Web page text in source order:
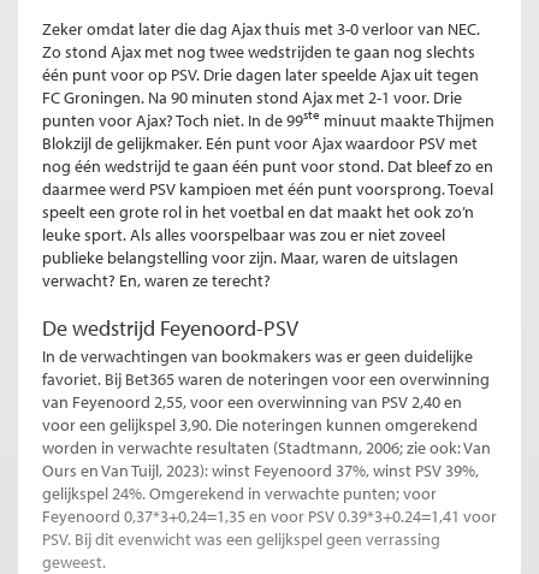
Zeker omdat later die dag Ajax thuis met 3-0 verloor van NEC.
Zo stond Ajax met nog twee wedstrijden te gaan nog slechts
één punt voor op PSV. Drie dagen later speelde Ajax uit tegen
FC Groningen. Na 90 minuten stond Ajax met 2-1 voor. Drie
punten voor Ajax? Toch niet. In de 99ste minuut maakte Thijmen
Blokzijl de gelijkmaker. Eén punt voor Ajax waardoor PSV met
nog één wedstrijd te gaan één punt voor stond. Dat bleef zo en
daarmee werd PSV kampioen met één punt voorsprong. Toeval
speelt een grote rol in het voetbal en dat maakt het ook zo’n
leuke sport. Als alles voorspelbaar was zou er niet zoveel
publieke belangstelling voor zijn. Maar, waren de uitslagen
verwacht? En, waren ze terecht?
De wedstrijd Feyenoord-PSV
In de verwachtingen van bookmakers was er geen duidelijke
favoriet. Bij Bet365 waren de noteringen voor een overwinning
van Feyenoord 2,55, voor een overwinning van PSV 2,40 en
voor een gelijkspel 3,90. Die noteringen kunnen omgerekend
worden in verwachte resultaten (Stadtmann, 2006; zie ook: Van
Ours en Van Tuijl, 2023): winst Feyenoord 37%, winst PSV 39%,
gelijkspel 24%. Omgerekend in verwachte punten; voor
Feyenoord 0,37*3+0,24=1,35 en voor PSV 0.39*3+0.24=1,41 voor
PSV. Bij dit evenwicht was een gelijkspel geen verrassing
geweest.